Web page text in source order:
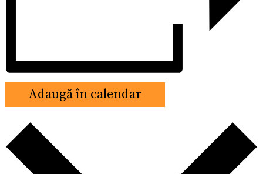
Adaugă în calendar